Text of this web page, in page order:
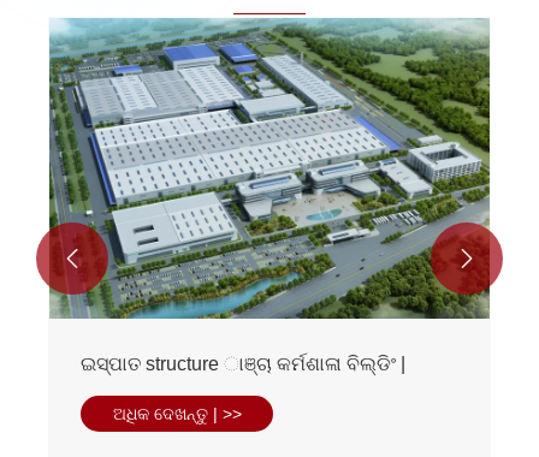
ଇସ୍ପାତ structure ାଞ୍ଚା କର୍ମଶାଳା ବିଲ୍ଡିଂ |
ଅଧିକ ଦେଖନ୍ତୁ | >>
 